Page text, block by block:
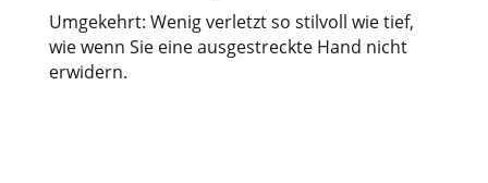
Umgekehrt: Wenig verletzt so stilvoll wie tief,
wie wenn Sie eine ausgestreckte Hand nicht
erwidern.